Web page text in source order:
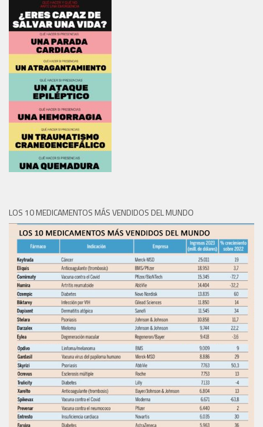
LOS 10 MEDICAMENTOS MÁS VENDIDOS DEL MUNDO